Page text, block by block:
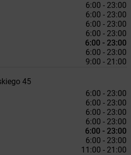
6:00 - 23:00
6:00 - 23:00
6:00 - 23:00
6:00 - 23:00
6:00 - 23:00
6:00 - 23:00
9:00 - 21:00
45
6:00 - 23:00
6:00 - 23:00
6:00 - 23:00
6:00 - 23:00
6:00 - 23:00
6:00 - 23:00
11:00 - 21:00